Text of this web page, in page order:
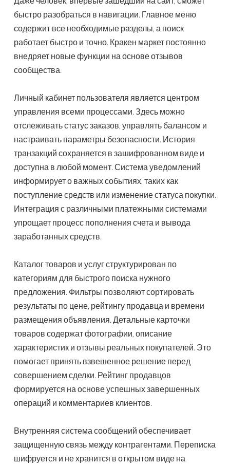
быстро разобраться в навигации. Главное меню
содержит все необходимые разделы, а поиск
работает быстро и точно. Кракен маркет постоянно
внедряет новые функции на основе отзывов
сообщества.
Личный кабинет пользователя является центром
управления всеми процессами. Здесь можно
отслеживать статус заказов, управлять балансом и
настраивать параметры безопасности. История
транзакций сохраняется в зашифрованном виде и
доступна в любой момент. Система уведомлений
информирует о важных событиях, таких как
поступление средств или изменение статуса покупки.
Интеграция с различными платежными системами
упрощает процесс пополнения счета и вывода
заработанных средств.
Каталог товаров и услуг структурирован по
категориям для быстрого поиска нужного
предложения. Фильтры позволяют сортировать
результаты по цене, рейтингу продавца и времени
размещения объявления. Детальные карточки
товаров содержат фотографии, описание
характеристик и отзывы реальных покупателей. Это
помогает принять взвешенное решение перед
совершением сделки. Рейтинг продавцов
формируется на основе успешных завершенных
операций и комментариев клиентов.
Внутренняя система сообщений обеспечивает
защищенную связь между контрагентами. Переписка
шифруется и не хранится в открытом виде на